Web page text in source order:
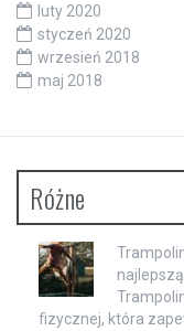
luty 2020
styczeń 2020
wrzesień 2018
maj 2018
Różne
fizycznej, która